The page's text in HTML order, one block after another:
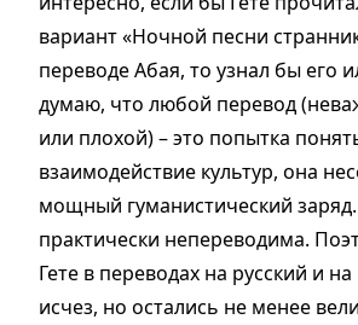
вариант «Ночной песни
переводе Абая, то узнал бы его
думаю, что любой перевод
или плохой) – это попытка
взаимодействие культур, она
мощный гуманистический
практически непереводима.
Гете в переводах на русский и на
исчез, но остались не менее